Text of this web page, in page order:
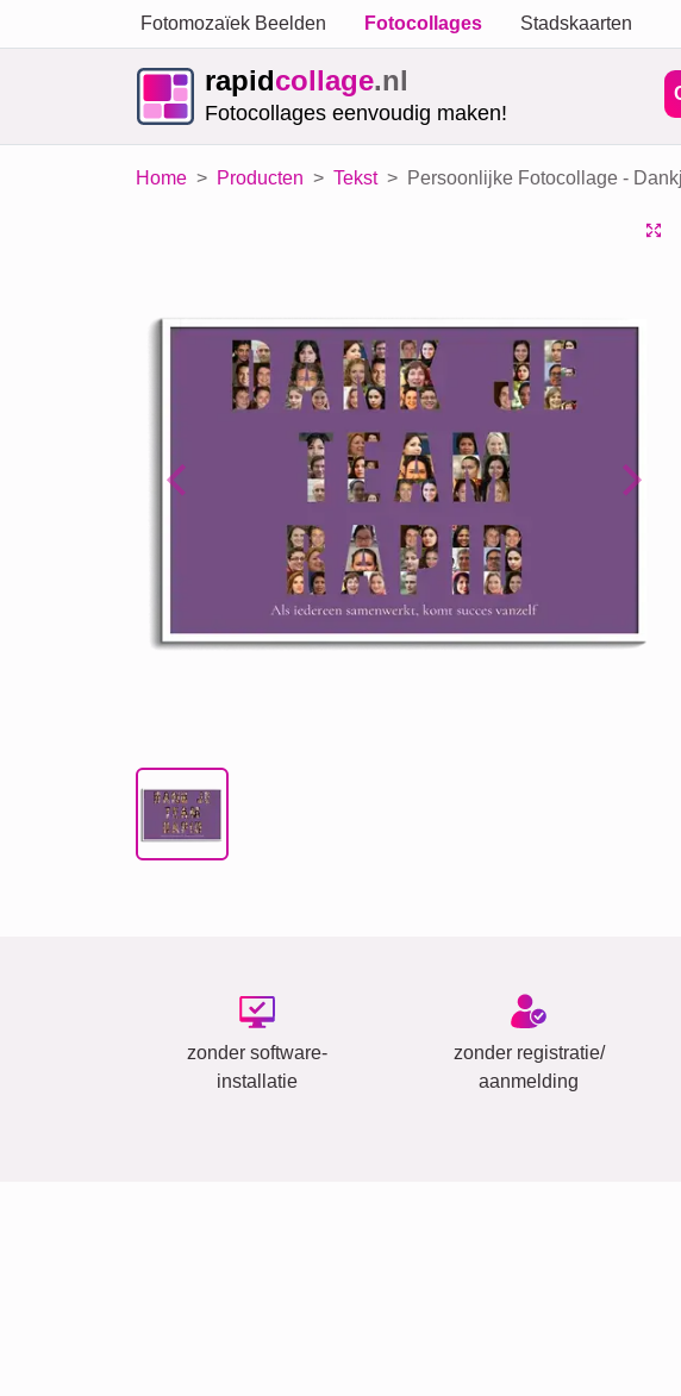
Fotomozaïek Beelden Fotocollages Stadskaarten
rapidcollage.nl
Fotocollages eenvoudig maken!
Home Producten Tekst Persoonlijke Fotocollage -
Previous Next
zonder software-
installatie
zonder registratie/
aanmelding